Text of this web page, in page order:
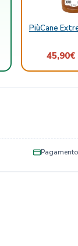
PiùCane
45,90€